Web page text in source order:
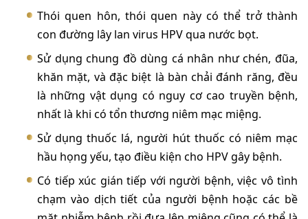
Thói quen hôn, thói quen này có thể trở thành
con đường lây lan virus HPV qua nước bọt.
Sử dụng chung đồ dùng cá nhân như chén, đũa,
khăn mặt, và đặc biệt là bàn chải đánh răng, đều
là những vật dụng có nguy cơ cao truyền bệnh,
nhất là khi có tổn thương niêm mạc miệng.
Sử dụng thuốc lá, người hút thuốc có niêm mạc
hầu họng yếu, tạo điều kiện cho HPV gây bệnh.
Có tiếp xúc gián tiếp với người bệnh, việc vô tình
chạm vào dịch tiết của người bệnh hoặc các bề